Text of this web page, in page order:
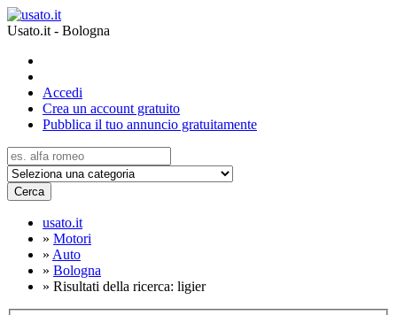
Usato.it - Bologna
Accedi
Crea un account gratuito
Pubblica il tuo annuncio gratuitamente
Cerca
usato.it
» Motori
» Auto
» Bologna
» Risultati della ricerca: ligier